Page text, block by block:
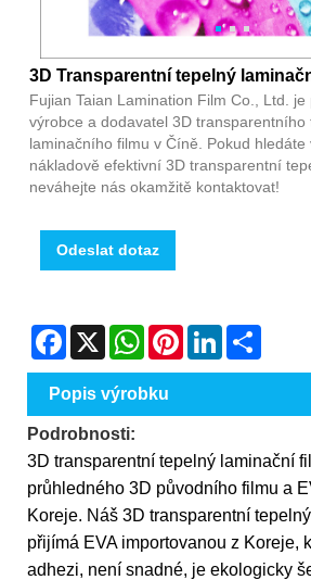
3D Transparentní tepelný
Fujian Taian Lamination Film Co., Ltd.
výrobce a dodavatel 3D transparentního
laminačního filmu v Číně. Pokud hledáte
nákladově efektivní 3D transparentní
neváhejte nás okamžitě kontaktovat!
Odeslat dotaz
Facebook
X WhatsAppPinterestLinkedIn
Popis výrobku
Podrobnosti:
3D transparentní tepelný laminační
průhledného 3D původního filmu a
Koreje. Náš 3D transparentní
přijímá EVA importovanou z Koreje,
adhezi, není snadné, je ekologicky